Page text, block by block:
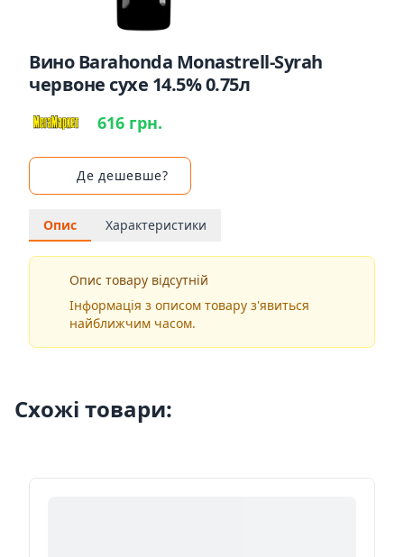
Вино Barahonda Monastrell-Syrah
червоне сухе 14.5% 0.75л
616 грн.
Де дешевше?
Опис Характеристики
Опис товару відсутній
Інформація з описом товару з'явиться
найближчим часом.
Схожі товари: